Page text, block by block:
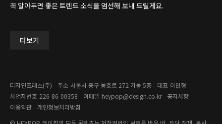
꼭 알아두면 좋은 트렌드 소식을 엄선해 보내 드릴게요.
더보기
디자인프레스(주) 주소 서울시 중구 동호로 272 가동 5층 대표 이민형
사업자번호 226-86-00358​ 이메일 heypop@design.co.kr
공지사항
이용약관
개인정보처리방침